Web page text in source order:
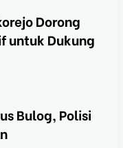
Dorong
untuk Dukung
Bulog, Polisi